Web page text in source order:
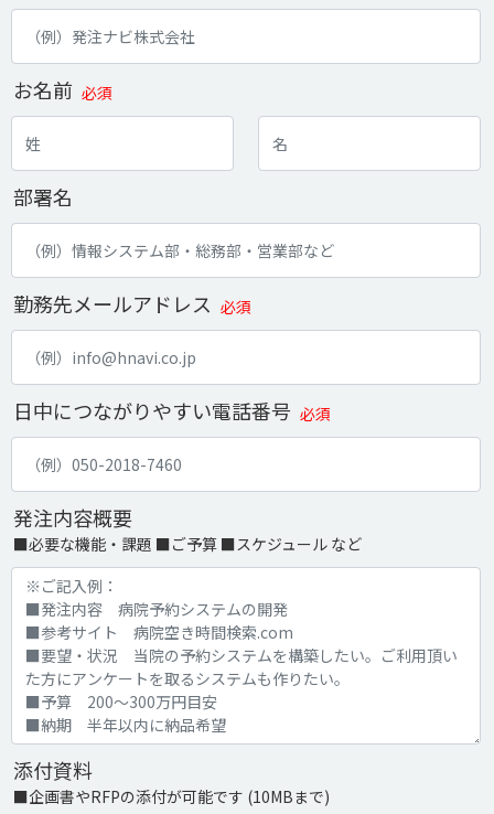
お名前 必須
部署名
勤務先メールアドレス 必須
日中につながりやすい電話番号 必須
発注内容概要
■必要な機能・課題 ■ご予算 ■スケジュール など
添付資料
■企画書やRFPの添付が可能です (10MBまで)